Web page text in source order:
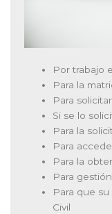
Por trabajo
Para la
Para
Si se lo
Para la
Para
Para la
Para
Para que
Civil